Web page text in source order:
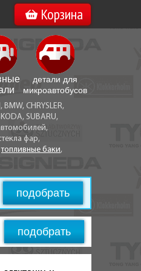
Корзина
детали для
микро­автобусов
CHRYSLER,
SUBARU,
фар,
топливные баки,